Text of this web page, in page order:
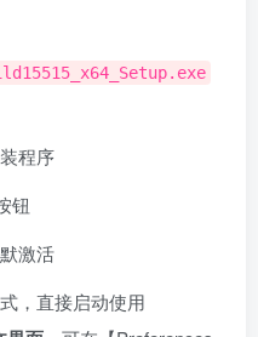
程序
钮
激活
，直接启动使用